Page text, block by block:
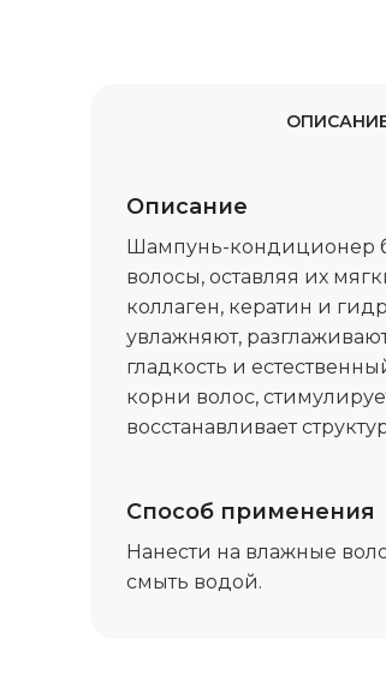
Описание
Шампунь-кондиционер
волосы, оставляя их
коллаген, кератин и
увлажняют,
гладкость и
корни волос,
восстанавливает
Способ применения
Нанести на влажные
смыть водой.